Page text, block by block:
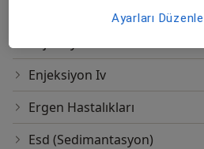
Emzirme Danışmanlığı
Enjeksiyon Iv
Ergen Hastalıkları
Esd (Sedimantasyon)
Ayarları Düzenle